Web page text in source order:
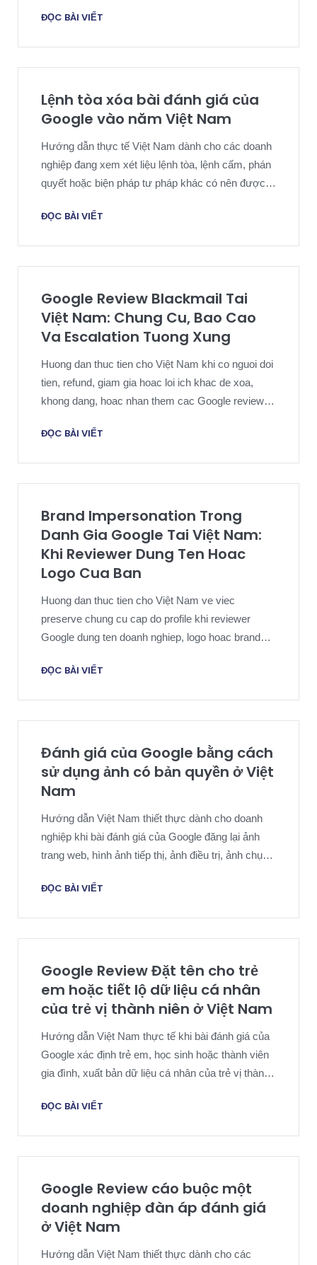
công xếp hạng phối hợp và cần một chiến lược
ĐỌC BÀI VIẾT
Lệnh tòa xóa bài đánh giá của
Google vào năm Việt Nam
Hướng dẫn thực tế Việt Nam dành cho các doanh
nghiệp đang xem xét liệu lệnh tòa, lệnh cấm, phán
quyết hoặc biện pháp tư pháp khác có nên được
của Google mà không cần tuyên bố quá mức hay
ĐỌC BÀI VIẾT
Google Review Blackmail Tai
Việt Nam: Chung Cu, Bao Cao
Va Escalation Tuong Xung
Huong dan thuc tien cho Việt Nam khi co nguoi doi
tien, refund, giam gia hoac loi ich khac de xoa,
khong dang, hoac nhan them cac Google review
ĐỌC BÀI VIẾT
Brand Impersonation Trong
Danh Gia Google Tai Việt Nam:
Khi Reviewer Dung Ten Hoac
Logo Cua Ban
Huong dan thuc tien cho Việt Nam ve viec
preserve chung cu cap do profile khi reviewer
Google dung ten doanh nghiep, logo hoac brand
ĐỌC BÀI VIẾT
Đánh giá của Google bằng cách
sử dụng ảnh có bản quyền ở Việt
Nam
Hướng dẫn Việt Nam thiết thực dành cho doanh
nghiệp khi bài đánh giá của Google đăng lại ảnh
trang web, hình ảnh tiếp thị, ảnh điều trị, ảnh chụp
ra rủi ro chồng chéo về bản quyền, nền tảng, bằng
ĐỌC BÀI VIẾT
Google Review Đặt tên cho trẻ
em hoặc tiết lộ dữ liệu cá nhân
của trẻ vị thành niên ở Việt Nam
Hướng dẫn Việt Nam thực tế khi bài đánh giá của
Google xác định trẻ em, học sinh hoặc thành viên
gia đình, xuất bản dữ liệu cá nhân của trẻ vị thành
ĐỌC BÀI VIẾT
Google Review cáo buộc một
doanh nghiệp đàn áp đánh giá
ở Việt Nam
Hướng dẫn Việt Nam thiết thực dành cho các